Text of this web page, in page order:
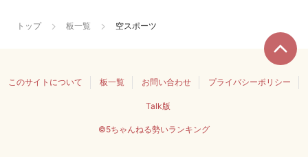
トップ 板一覧 空スポーツ
このサイトについて 板一覧 お問い合わせ プライバシーポリシー
Talk版
©5ちゃんねる勢いランキング